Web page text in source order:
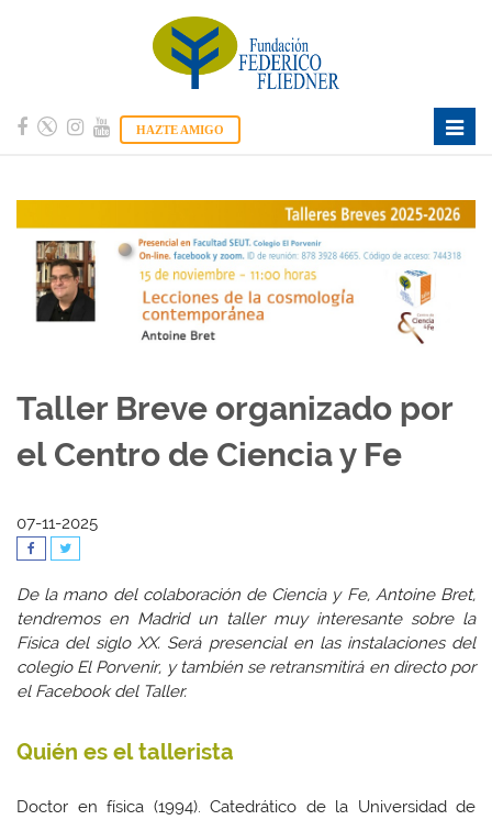
HAZTE AMIGO
Taller Breve organizado por
el Centro de Ciencia y Fe
07-11-2025
De la mano del colaboración de Ciencia y Fe, Antoine Bret,
tendremos en Madrid un taller muy interesante sobre la
Física del siglo XX. Será presencial en las instalaciones del
colegio El Porvenir, y también se retransmitirá en directo por
el Facebook del Taller.
Quién es el tallerista
Doctor en física (1994). Catedrático de la Universidad de